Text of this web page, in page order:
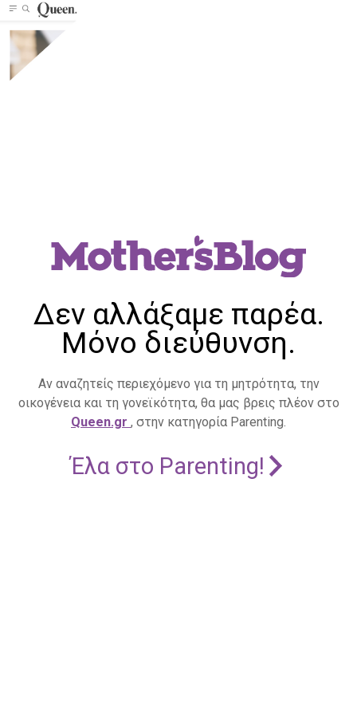
Δεν αλλάξαμε παρέα.
Μόνο διεύθυνση.
Αν αναζητείς περιεχόμενο για τη μητρότητα, την
οικογένεια και τη γονεϊκότητα, θα μας βρεις πλέον στο
Queen.gr , στην κατηγορία Parenting.
Έλα στο Parenting!